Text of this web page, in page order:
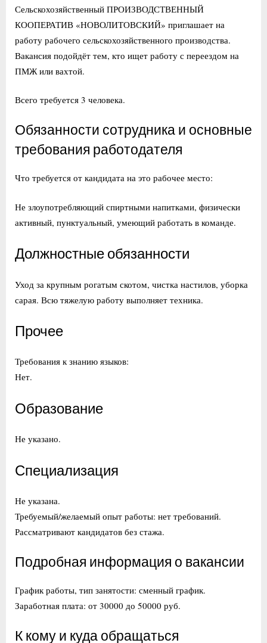
Сельскохозяйственный ПРОИЗВОДСТВЕННЫЙ
КООПЕРАТИВ «НОВОЛИТОВСКИЙ» приглашает на
работу рабочего сельскохозяйственного производства.
Вакансия подойдёт тем, кто ищет работу с переездом на
ПМЖ или вахтой.
Всего требуется 3 человека.
Обязанности сотрудника и основные
требования работодателя
Что требуется от кандидата на это рабочее место:
Не злоупотребляющий спиртными напитками, физически
активный, пунктуальный, умеющий работать в команде.
Должностные обязанности
Уход за крупным рогатым скотом, чистка настилов, уборка
сарая. Всю тяжелую работу выполняет техника.
Прочее
Требования к знанию языков:
Нет.
Образование
Не указано.
Специализация
Не указана.
Требуемый/желаемый опыт работы: нет требований.
Рассматривают кандидатов без стажа.
Подробная информация о вакансии
График работы, тип занятости: сменный график.
Заработная плата: от 30000 до 50000 руб.
К кому и куда обращаться